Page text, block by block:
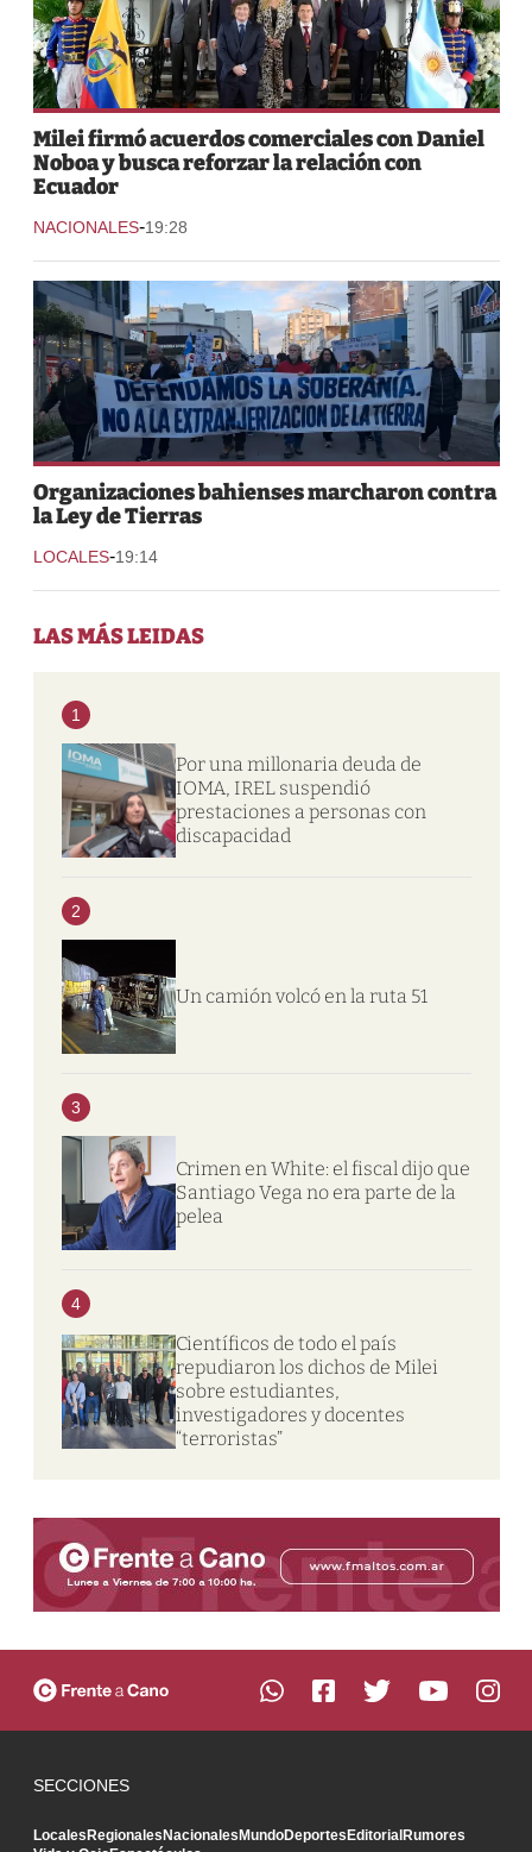
Milei firmó acuerdos comerciales con Daniel
Noboa y busca reforzar la relación con
Ecuador
NACIONALES-19:28
Organizaciones bahienses marcharon contra
la Ley de Tierras
LOCALES-19:14
LAS MÁS LEIDAS
1
Por una millonaria deuda de
IOMA, IREL suspendió
prestaciones a personas con
discapacidad
2
Un camión volcó en la ruta 51
3
Crimen en White: el fiscal dijo que
Santiago Vega no era parte de la
pelea
4
Científicos de todo el país
repudiaron los dichos de Milei
sobre estudiantes,
investigadores y docentes
“terroristas”
SECCIONES
Locales Regionales Nacionales MundoDeportes Editorial Rumores